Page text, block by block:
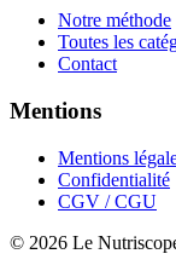
Notre méthode
Toutes les
Contact
Mentions
Mentions
Confidentialité
CGV / CGU
© 2026 Le